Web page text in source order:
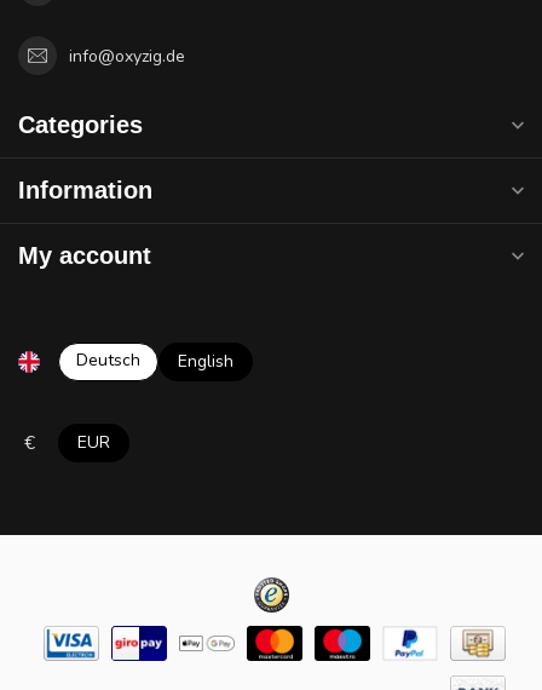
info@oxyzig.de
Categories
Information
My account
Deutsch English
€ EUR